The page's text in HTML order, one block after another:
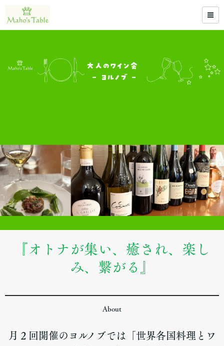
『オトナが集い、癒され、楽し
み、繋がる』
About
月２回開催のヨルノブでは「世界各国料理とワ